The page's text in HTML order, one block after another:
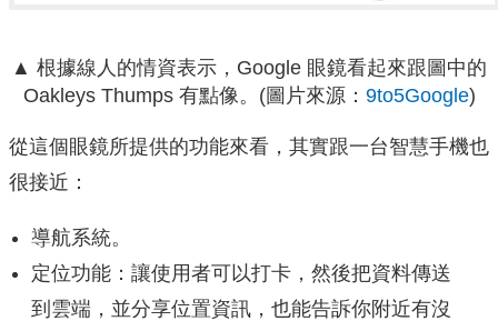
▲ 根據線人的情資表示，Google 眼鏡看起來跟圖中的
Oakleys Thumps 有點像。(圖片來源： 9to5Google)
從這個眼鏡所提供的功能來看，其實跟一台智慧手機也
很接近：
導航系統。
定位功能：讓使用者可以打卡，然後把資料傳送
到雲端，並分享位置資訊，也能告訴你附近有沒